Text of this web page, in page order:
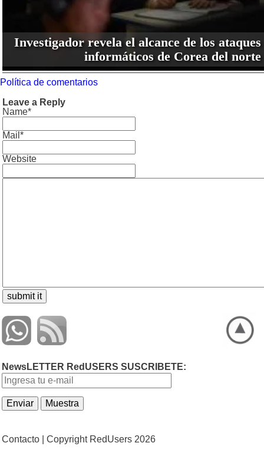
Investigador revela el alcance de los ataques
informáticos de Corea del norte
Política de comentarios
Leave a Reply
Name*
Mail*
Website
NewsLETTER RedUSERS SUSCRIBETE:
Contacto | Copyright RedUsers 2026